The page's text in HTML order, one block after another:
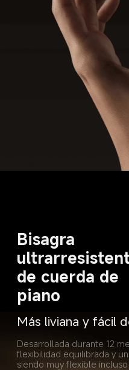
Bisagra
de cuerda de
piano
Más liviana y fácil
Desarrollada durante 12
flexibilidad equilibrada y
siendo muy flexible